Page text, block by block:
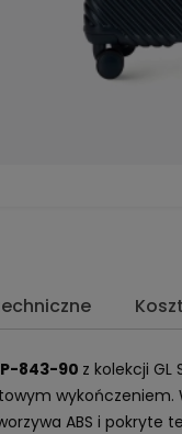
843-90 z kolekcji
wykończeniem.
ABS i pokryte